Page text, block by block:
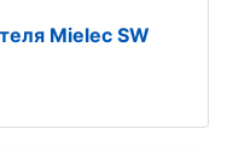
Mielec SW